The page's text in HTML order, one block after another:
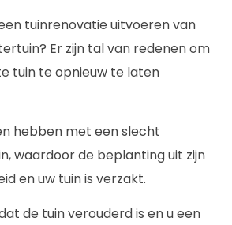
tuinrenovatie uitvoeren van
Er zijn tal van redenen om
tuin te opnieuw te laten
hebben met een slecht
waardoor de beplanting uit zijn
en uw tuin is verzakt.
de tuin verouderd is en u een